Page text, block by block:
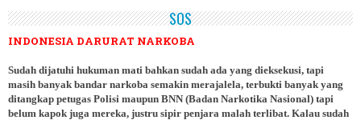
SOS
INDONESIA DARURAT NARKOBA
Sudah dijatuhi hukuman mati bahkan sudah ada yang dieksekusi, tapi
masih banyak bandar narkoba semakin merajalela, terbukti banyak yang
ditangkap petugas Polisi maupun BNN (Badan Narkotika Nasional) tapi
belum kapok juga mereka, justru sipir penjara malah terlibat. Kalau sudah